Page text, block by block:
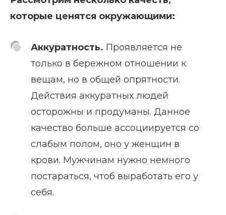
которые ценятся окружающими:
Аккуратность. Проявляется не
только в бережном отношении к
вещам, но в общей опрятности.
Действия аккуратных людей
осторожны и продуманы. Данное
качество больше ассоциируется со
слабым полом, оно у женщин в
крови. Мужчинам нужно немного
постараться, чтоб выработать его у
себя.